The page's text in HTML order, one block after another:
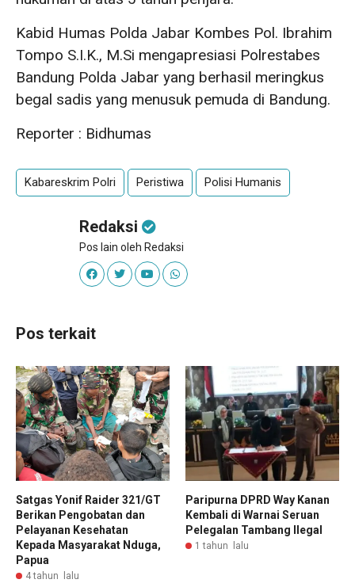
Kabid Humas Polda Jabar Kombes Pol. Ibrahim
Tompo S.I.K., M.Si mengapresiasi Polrestabes
Bandung Polda Jabar yang berhasil meringkus
begal sadis yang menusuk pemuda di Bandung.
Reporter : Bidhumas
Kabareskrim Polri Peristiwa Polisi Humanis
Redaksi
Pos lain oleh Redaksi
Pos terkait
Satgas Yonif Raider 321/GT
Berikan Pengobatan dan
Pelayanan Kesehatan
Kepada Masyarakat Nduga,
Papua
4 tahun lalu
Paripurna DPRD Way Kanan
Kembali di Warnai Seruan
Pelegalan Tambang Ilegal
1 tahun lalu